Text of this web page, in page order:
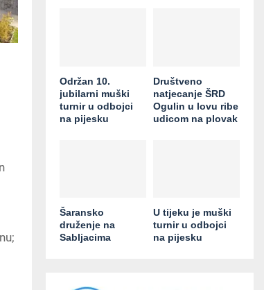
Održan 10.
jubilarni muški
turnir u odbojci
na pijesku
Društveno
natjecanje ŠRD
Ogulin u lovu ribe
udicom na plovak
Šaransko
druženje na
Sabljacima
U tijeku je muški
turnir u odbojci
na pijesku